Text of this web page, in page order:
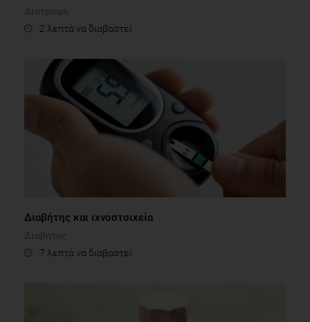
Διατροφή
2 λεπτά να διαβαστεί
Διαβήτης και ιχνοστοιχεία
Διαβήτης
7 λεπτά να διαβαστεί